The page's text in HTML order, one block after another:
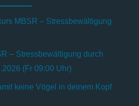
MBSR – Stressbewältigung
– Stressbewältigung durch
(Fr 09:00 Uhr)
keine Vögel in deinem Kopf